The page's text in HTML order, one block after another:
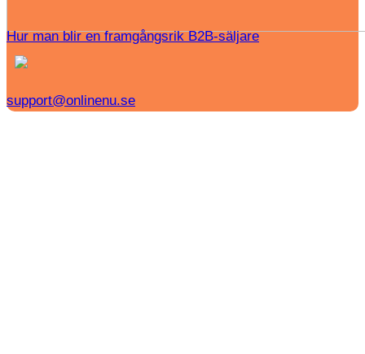
Hur man blir en framgångsrik B2B-säljare
support@onlinenu.se